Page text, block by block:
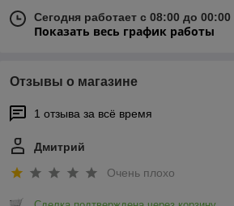
Сегодня работает с 08:00 до 00:00
Показать весь график работы
Отзывы о магазине
1 отзыва за всё время
Дмитрий
Очень плохо